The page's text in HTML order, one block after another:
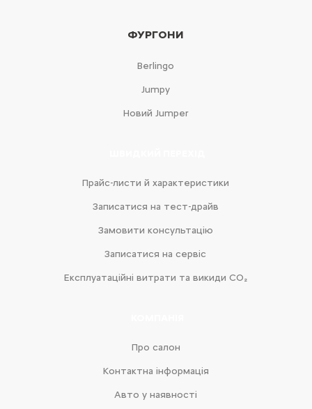
ФУРГОНИ
Berlingo
Jumpy
Новий Jumper
Прайс-листи й характеристики
Записатися на тест-драйв
Замовити консультацію
Записатися на сервіс
Експлуатаційні витрати та викиди CO₂
Про салон
Контактна інформація
Авто у наявності